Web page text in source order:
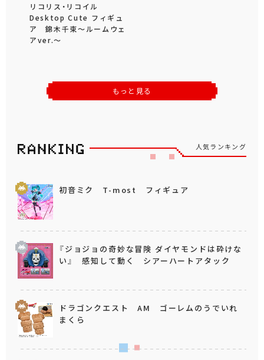
リコリス・リコイル
Desktop Cute フィギュ
ア 錦木千束～ルームウェ
アver.～
もっと見る
人気ランキング
初音ミク T-most フィギュア
『ジョジョの奇妙な冒険 ダイヤモンドは砕けな
い』 感知して動く シアーハートアタック
ドラゴンクエスト AM ゴーレムのうでいれ
まくら